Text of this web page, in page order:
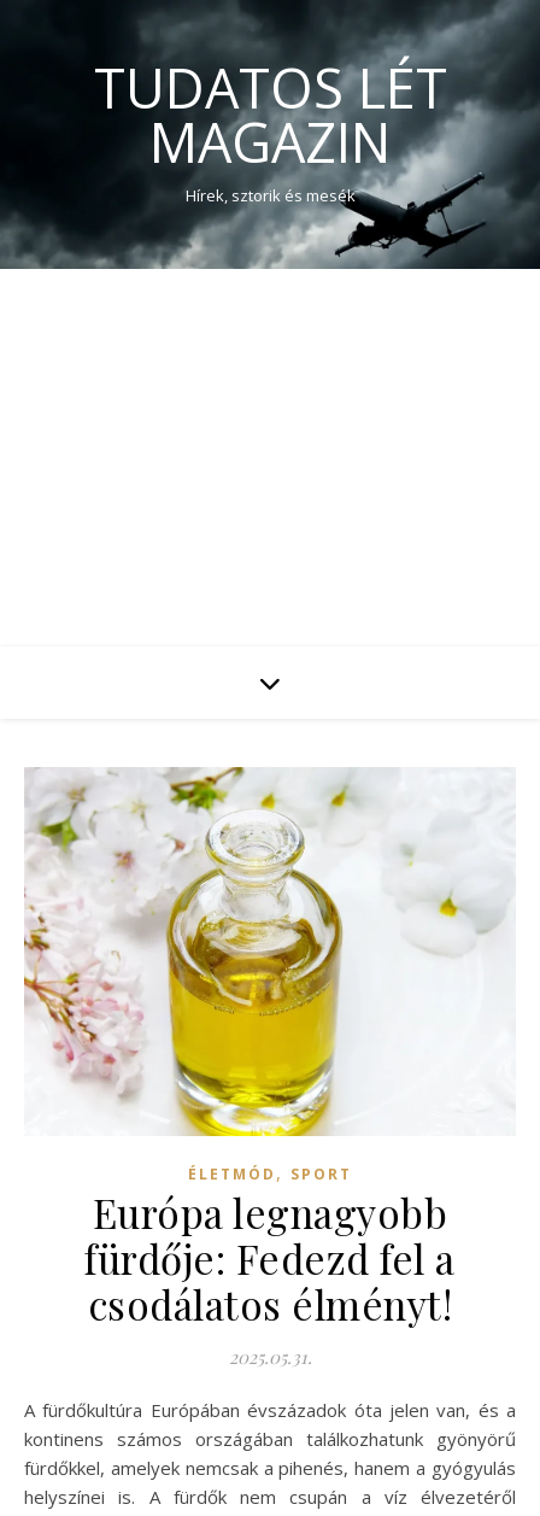
TUDATOS LÉT
MAGAZIN
Hírek, sztorik és mesék
ÉLETMÓD , SPORT
Európa legnagyobb
fürdője: Fedezd fel a
csodálatos élményt!
2025.05.31.
A fürdőkultúra Európában évszázadok óta jelen van, és a
kontinens számos országában találkozhatunk gyönyörű
fürdőkkel, amelyek nemcsak a pihenés, hanem a gyógyulás
helyszínei is. A fürdők nem csupán a víz élvezetéről